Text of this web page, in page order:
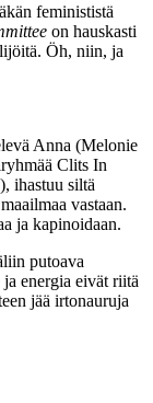
feminististä
on hauskasti
Öh, niin, ja
Anna (Melonie
Clits In
), ihastuu siltä
vastaan.
ja kapinoidaan.
putoava
energia eivät riitä
jää irtonauruja